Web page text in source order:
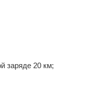
заряде 20 км;